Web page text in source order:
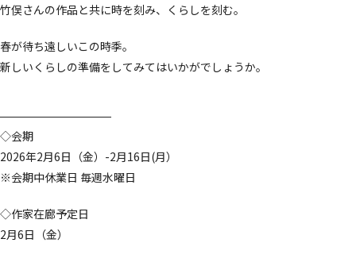
竹俣さんの作品と共に時を刻み、くらしを刻む。
春が待ち遠しいこの時季。
新しいくらしの準備をしてみてはいかがでしょうか。
◇会期
2026年2月6日（金）-2月16日(月）
※会期中休業日 毎週水曜日
◇作家在廊予定日
2月6日（金）